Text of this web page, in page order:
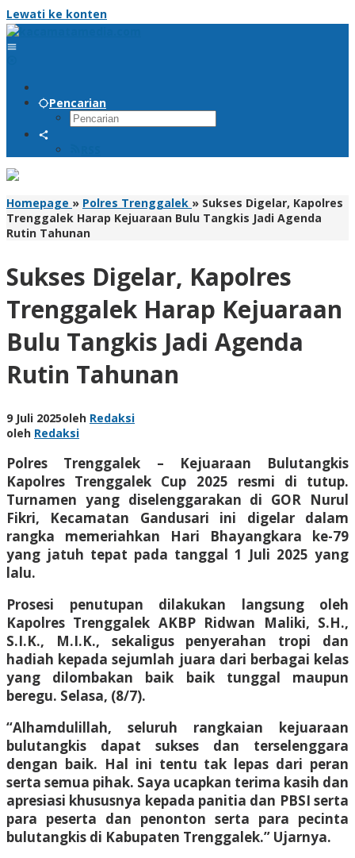
Lewati ke konten
Pencarian
Homepage » Polres Trenggalek » Sukses Digelar, Kapolres
Trenggalek Harap Kejuaraan Bulu Tangkis Jadi Agenda
Rutin Tahunan
Sukses Digelar, Kapolres
Trenggalek Harap Kejuaraan
Bulu Tangkis Jadi Agenda
Rutin Tahunan
9 Juli 2025oleh Redaksi
oleh Redaksi
Polres Trenggalek – Kejuaraan Bulutangkis
Kapolres Trenggalek Cup 2025 resmi di tutup.
Turnamen yang diselenggarakan di GOR Nurul
Fikri, Kecamatan Gandusari ini digelar dalam
rangka memeriahkan Hari Bhayangkara ke-79
yang jatuh tepat pada tanggal 1 Juli 2025 yang
lalu.
Prosesi penutupan dilakukan langsung oleh
Kapolres Trenggalek AKBP Ridwan Maliki, S.H.,
S.I.K., M.I.K., sekaligus penyerahan tropi dan
hadiah kepada sejumlah juara dari berbagai kelas
yang dilombakan baik baik tunggal maupun
beregu. Selasa, (8/7).
“Alhamdulillah, seluruh rangkaian kejuaraan
bulutangkis dapat sukses dan terselenggara
dengan baik. Hal ini tentu tak lepas dari peran
serta semua pihak. Saya ucapkan terima kasih dan
apresiasi khususnya kepada panitia dan PBSI serta
para peserta dan penonton serta para pecinta
bulutangkis di Kabupaten Trenggalek.” Ujarnya.